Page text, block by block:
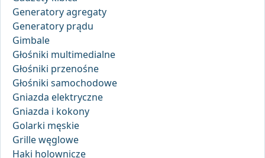
Generatory agregaty
Generatory prądu
Gimbale
Głośniki multimedialne
Głośniki przenośne
Głośniki samochodowe
Gniazda elektryczne
Gniazda i kokony
Golarki męskie
Grille węglowe
Haki holownicze